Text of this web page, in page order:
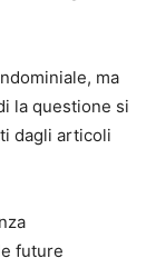
ma
la questione si
dagli articoli
future